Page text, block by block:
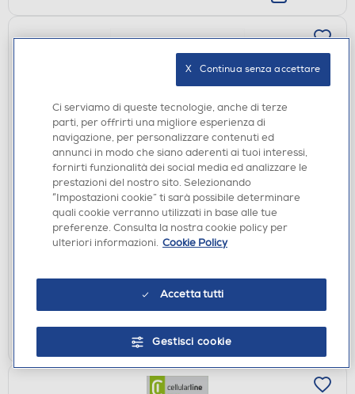
CELLULARLINE - CAVO FLEXY 150CM 100W USB C
TO USB C-Nero
€ 16,99
Ritiro in negozio in 30' gratuito:verifica
AGGIUNGI
Ci serviamo di queste tecnologie, anche di terze
parti, per offrirti una migliore esperienza di
navigazione, per personalizzare contenuti ed
annunci in modo che siano aderenti ai tuoi interessi,
fornirti funzionalità dei social media ed analizzare le
prestazioni del nostro sito. Selezionando
“Impostazioni cookie” ti sarà possibile determinare
quali cookie verranno utilizzati in base alle tue
preferenze. Consulta la nostra cookie policy per
ulteriori informazioni. Cookie Policy
Accetta tutti
Gestisci cookie
X   Continua senza accettare